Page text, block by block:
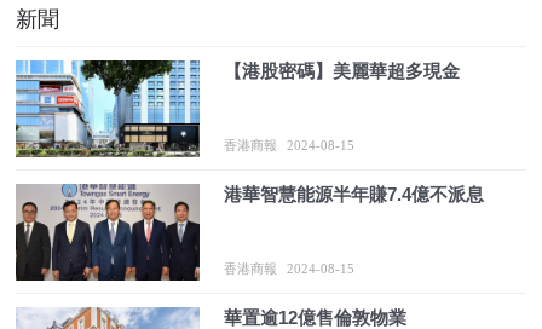
新聞
​【港股密碼】美麗華超多現金
香港商報 2024-08-15
​港華智慧能源半年賺7.4億不派息
香港商報 2024-08-15
​華置逾12億售倫敦物業